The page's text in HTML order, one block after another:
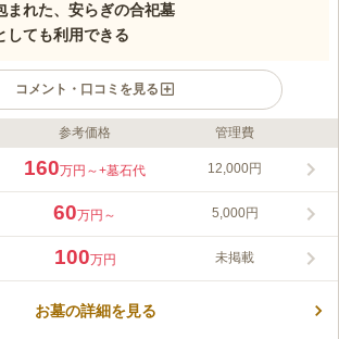
まれた、安らぎの合祀墓
しても利用できる
コメント・口コミを見る
メント
、東京都大田区にある日蓮宗の大本山です。日蓮宗
り由緒ある寺院です。日蓮宗の14ある霊跡寺院の一
います。重要文化財の五重塔なども有名で、この塔
はいつも手入れがされていてとてもきれいで満足して
参考価格 管理費
160万円～+墓石代 12,000円
60万円～ 5,000円
100万円 未掲載
お墓の詳細を見る